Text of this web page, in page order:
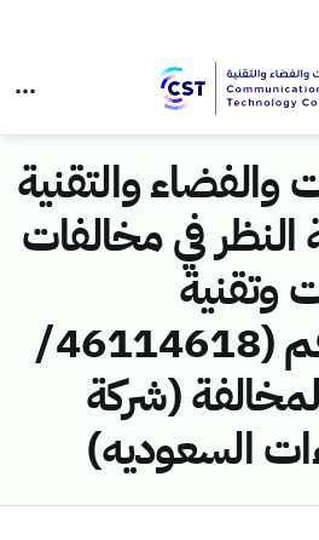
والفضاء والتقنية
النظر في مخالفات
وتقنية
المعلومات رقم (46114618/
لمخالفة (شركة
السعوديه)